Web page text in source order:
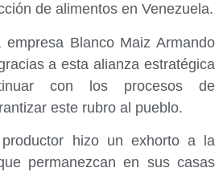
de alimentos en Venezuela.
Blanco Maiz Armando
a esta alianza estratégica
con los procesos de
este rubro al pueblo.
hizo un exhorto a la
permanezcan en sus casas